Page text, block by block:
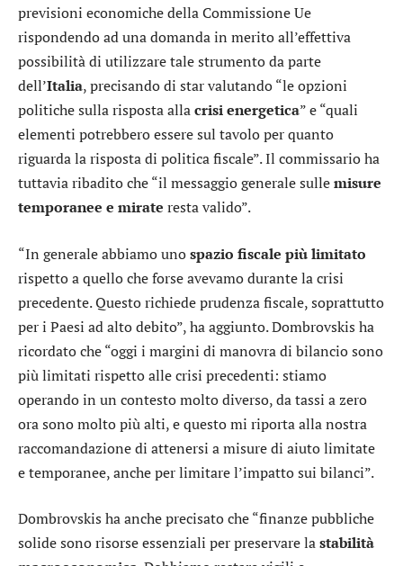
previsioni economiche della Commissione Ue
rispondendo ad una domanda in merito all’effettiva
possibilità di utilizzare tale strumento da parte
dell’Italia, precisando di star valutando “le opzioni
politiche sulla risposta allacrisi energetica” e “quali
elementi potrebbero essere sul tavolo per quanto
riguarda la risposta di politica fiscale”. Il commissario ha
tuttavia ribadito che “il messaggio generale sullemisure
temporanee e mirate resta valido”.
“In generale abbiamo unospazio fiscale più limitato
rispetto a quello che forse avevamo durante la crisi
precedente. Questo richiede prudenza fiscale, soprattutto
per i Paesi ad alto debito”, ha aggiunto. Dombrovskis ha
ricordato che “oggi i margini di manovra di bilancio sono
più limitati rispetto alle crisi precedenti: stiamo
operando in un contesto molto diverso, da tassi a zero
ora sono molto più alti, e questo mi riporta alla nostra
raccomandazione di attenersi a misure di aiuto limitate
e temporanee, anche per limitare l’impatto sui bilanci”.
Dombrovskis ha anche precisato che “finanze pubbliche
solide sono risorse essenziali per preservare lastabilità